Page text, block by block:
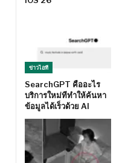
ข่าวไอที
SearchGPT คืออะไร
บริการใหม่ทีทำให้ค้นหา
ข้อมูลได้เร็วด้วย AI